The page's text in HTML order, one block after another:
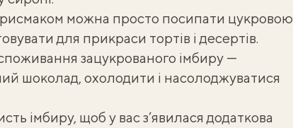
можна просто посипати цукровою
для прикраси тортів і десертів.
зацукрованого імбиру —
шоколад, охолодити і насолоджуватися
імбиру, щоб у вас з’явилася додаткова